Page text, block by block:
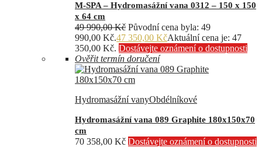
M-SPA – Hydromasážní vana 0312 – 150 x 150
x 64 cm
49 990,00Kč Původní cena byla: 49
990,00 Kč.47 350,00 KčAktuální cena je: 47
350,00 Kč. Dostávejte oznámení o dostupnosti
Ověřit termín doručení
Hydromasážní vanyObdélníkové
Hydromasážní vana 089 Graphite 180x150x70
cm
70 358,00 Kč Dostávejte oznámení o dostupnosti